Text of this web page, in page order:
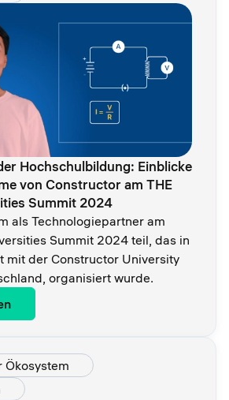
Hochschulbildung: Einblicke
von Constructor am THE
Summit 2024
als Technologiepartner am
Summit 2024 teil, das in
mit der Constructor University
organisiert wurde.
Ökosystem